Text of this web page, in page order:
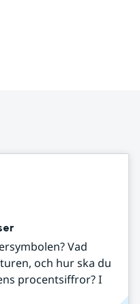
Vad
och hur ska du
procentsiffror? I